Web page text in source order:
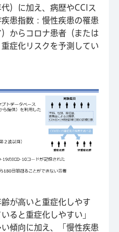
）に加え、病歴やCCIス
患指数：慢性疾患の罹患
からコロナ患者（または
症化リスクを予測してい
が高いと重症化しやす
ると重症化しやすい」
傾向に加え、「慢性疾患